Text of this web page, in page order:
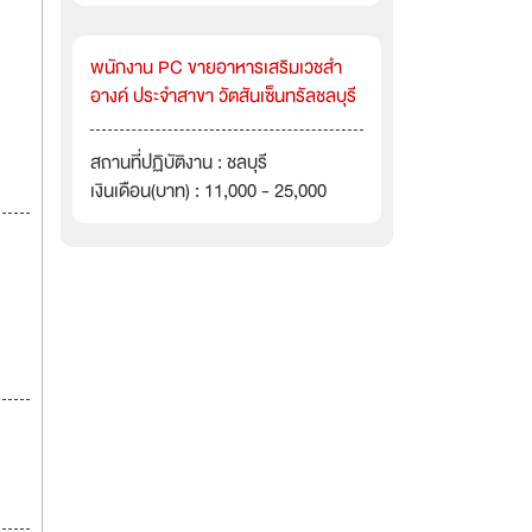
พนักงาน PC ขายอาหารเสริมเวชสำ
อางค์ ประจำสาขา วัตสันเซ็นทรัลชลบุรี
สถานที่ปฏิบัติงาน : ชลบุรี
เงินเดือน(บาท) : 11,000 - 25,000